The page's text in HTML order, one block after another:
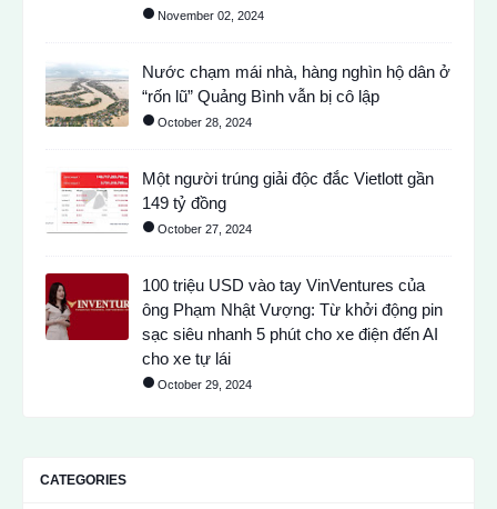
November 02, 2024
Nước chạm mái nhà, hàng nghìn hộ dân ở
“rốn lũ” Quảng Bình vẫn bị cô lập
October 28, 2024
Một người trúng giải độc đắc Vietlott gần
149 tỷ đồng
October 27, 2024
100 triệu USD vào tay VinVentures của
ông Phạm Nhật Vượng: Từ khởi động pin
sạc siêu nhanh 5 phút cho xe điện đến AI
cho xe tự lái
October 29, 2024
CATEGORIES